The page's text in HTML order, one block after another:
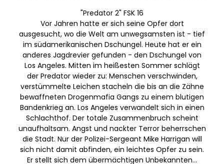
"Predator 2" FSK 16
Vor Jahren hatte er sich seine Opfer dort
ausgesucht, wo die Welt am unwegsamsten ist - tief
im südamerikanischen Dschungel. Heute hat er ein
anderes Jagdrevier gefunden - den Dschungel von
Los Angeles. Mitten im heißesten Sommer schlägt
der Predator wieder zu: Menschen verschwinden,
verstümmelte Leichen stacheln die bis an die Zähne
bewaffneten Drogenmafia Gangs zu einem blutigen
Bandenkrieg an. Los Angeles verwandelt sich in einen
Schlachthof. Der totale Zusammenbruch scheint
unaufhaltsam. Angst und nackter Terror beherrschen
die Stadt. Nur der Polizei-Sergeant Mike Harrigan will
sich nicht damit abfinden, ein leichtes Opfer zu sein.
Er stellt sich dem übermächtigen Unbekannten...